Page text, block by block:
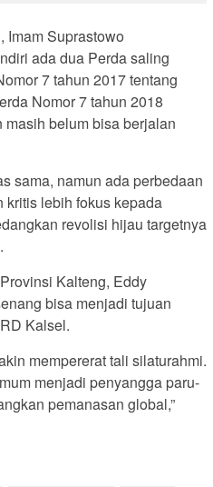
Imam Suprastowo
ada dua Perda saling
7 tahun 2017 tentang
Nomor 7 tahun 2018
belum bisa berjalan
sama, namun ada perbedaan
lebih fokus kepada
revolisi hijau targetnya
Kalteng, Eddy
bisa menjadi tujuan
Kalsel.
mempererat tali silaturahmi.
menjadi penyangga paru-
pemanasan global,”